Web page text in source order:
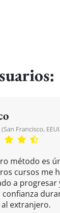
Francisco,
método es
cursos me
a progresar
confianza
al extranjero.